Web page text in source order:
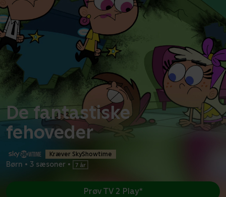
De fantastiske
fehoveder
Kræver SkyShowtime
Børn • 3 sæsoner •
Prøv TV 2 Play*